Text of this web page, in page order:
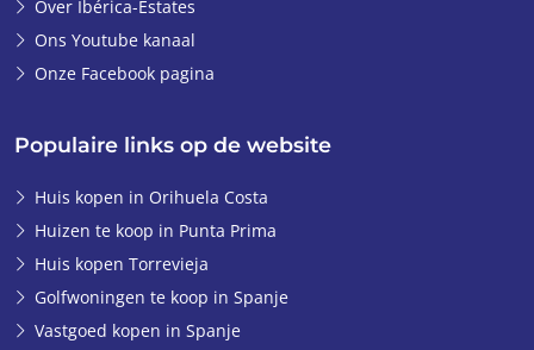
Populaire links op de website
Huis kopen in Orihuela Costa
Huizen te koop in Punta Prima
Huis kopen Torrevieja
Golfwoningen te koop in Spanje
Vastgoed kopen in Spanje
Over Ibérica-Estates
Ons Youtube kanaal
Onze Facebook pagina